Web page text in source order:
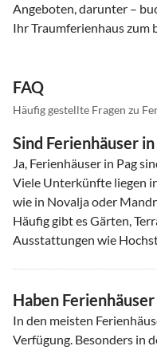
Angeboten, darunter –
Ihr Traumferienhaus zum
FAQ
Häufig gestellte Fragen zu
Sind Ferienhäuser
Ja, Ferienhäuser in Pag
Viele Unterkünfte liegen
wie in Novalja oder
Häufig gibt es Gärten,
Ausstattungen wie
Haben
In den meisten
Verfügung. Besonders in